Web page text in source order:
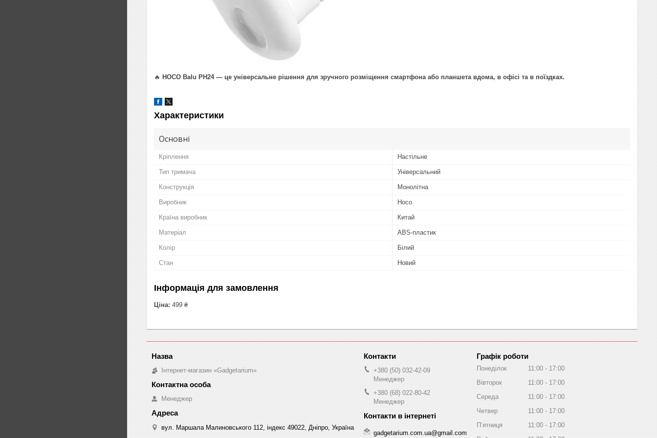
🔥 HOCO Balu PH24 — це універсальне рішення для зручного розміщення смартфона або планшета вдома, в офісі та в поїздках.
Характеристики
Основні
Кріплення Настільне
Тип тримача Універсальний
Конструкція Монолітна
Виробник Hoco
Країна виробник Китай
Матеріал ABS-пластик
Колір Білий
Стан Новий
Інформація для замовлення
Ціна: 499 ₴
Інтернет-магазин «Gadgetarium»
Менеджер
вул. Маршала Малиновського 112, індекс 49022, Дніпро, Україна
+380 (50) 032-42-09
Менеджер
+380 (68) 022-80-42
Менеджер
gadgetarium.com.ua@gmail.com
Графік роботи
Понеділок 11:00
17:00
Вівторок
11:00
17:00
Середа
11:00
17:00
Четвер
11:00
17:00
Пʼятниця
11:00
17:00